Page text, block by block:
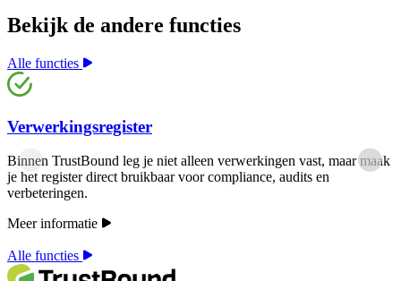
Bekijk de andere functies
Alle functies
Verwerkingsregister
Binnen TrustBound leg je niet alleen verwerkingen vast, maar maak
je het register direct bruikbaar voor compliance, audits en
verbeteringen.
Meer informatie
Alle functies